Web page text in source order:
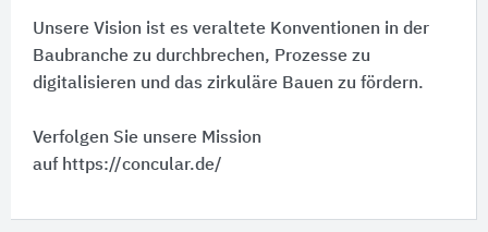
Unsere Vision ist es veraltete Konventionen in der
Baubranche zu durchbrechen, Prozesse zu
digitalisieren und das zirkuläre Bauen zu fördern.
Verfolgen Sie unsere Mission
auf https://concular.de/